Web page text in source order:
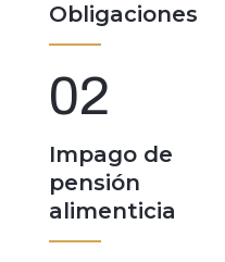
Obligaciones
02
Impago de
pensión
alimenticia